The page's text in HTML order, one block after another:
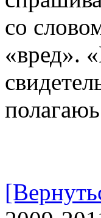
со
«вред».